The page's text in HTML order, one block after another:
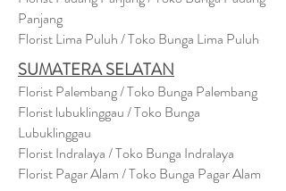
Panjang
Florist Lima Puluh / Toko Bunga Lima Puluh
SUMATERA SELATAN
Florist Palembang / Toko Bunga Palembang
Florist lubuklinggau / Toko Bunga
Lubuklinggau
Florist Indralaya / Toko Bunga Indralaya
Florist Pagar Alam / Toko Bunga Pagar Alam